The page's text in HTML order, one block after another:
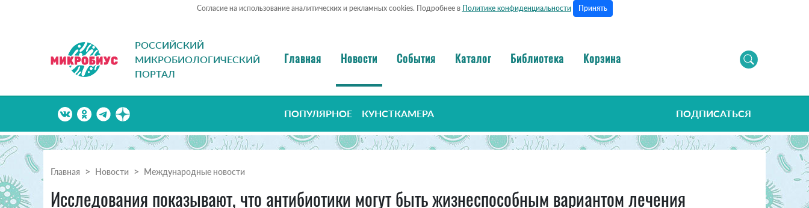
Согласие на использование аналитических и рекламных cookies. Подробнее в Политике конфиденциальности Принять
РОССИЙСКИЙ
МИКРОБИОЛОГИЧЕСКИЙ
ПОРТАЛ
Главная Новости События Каталог Библиотека Корзина
ПОПУЛЯРНОЕ КУНСТКАМЕРА ПОДПИСАТЬСЯ
Главная Новости Международные новости
Исследования показывают, что антибиотики могут быть жизнеспособным вариантом лечения